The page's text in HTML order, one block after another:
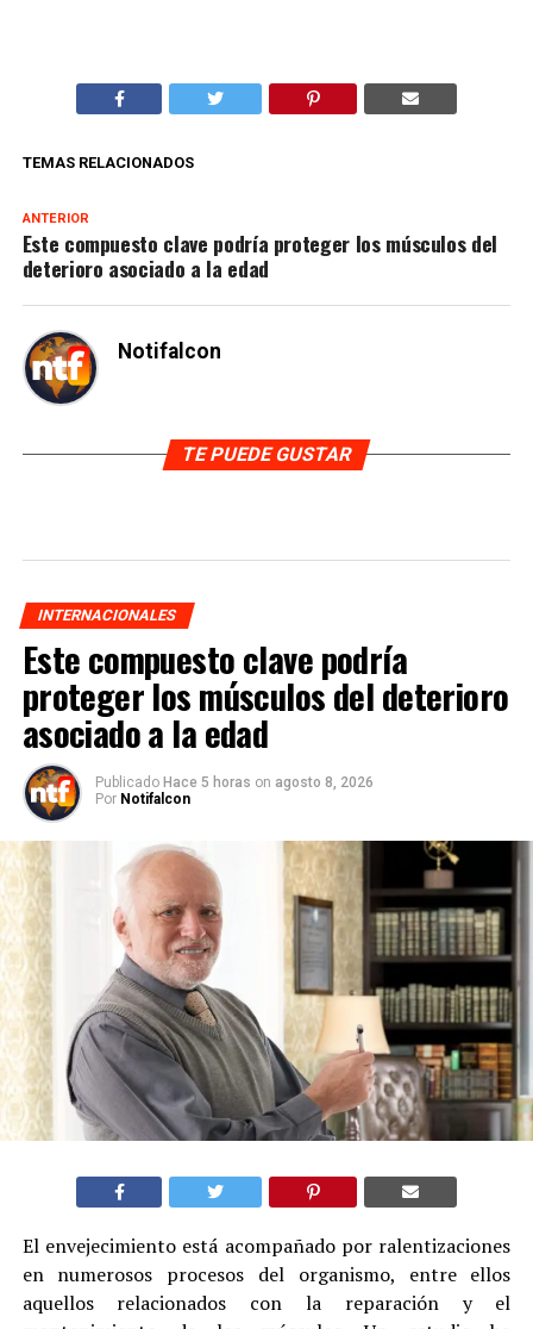
TEMAS RELACIONADOS
ANTERIOR
Este compuesto clave podría proteger los músculos del
deterioro asociado a la edad
Notifalcon
TE PUEDE GUSTAR
INTERNACIONALES
Este compuesto clave podría
proteger los músculos del deterioro
asociado a la edad
Publicado Hace 5 horas on agosto 8, 2026
Por Notifalcon
El envejecimiento está acompañado por ralentizaciones
en numerosos procesos del organismo, entre ellos
aquellos relacionados con la reparación y el